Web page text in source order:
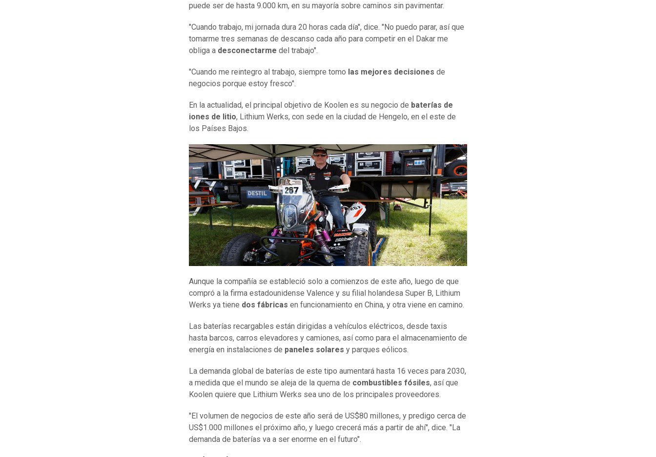
puede ser de hasta 9.000 km, en su mayoría sobre caminos sin pavimentar.
"Cuando trabajo, mi jornada dura 20 horas cada día", dice. "No puedo parar, así que
tomarme tres semanas de descanso cada año para competir en el Dakar me
obliga a desconectarme del trabajo".
"Cuando me reintegro al trabajo, siempre tomo las mejores decisiones de
negocios porque estoy fresco".
En la actualidad, el principal objetivo de Koolen es su negocio de baterías de
iones de litio, Lithium Werks, con sede en la ciudad de Hengelo, en el este de
los Países Bajos.
Aunque la compañía se estableció solo a comienzos de este año, luego de que
compró a la firma estadounidense Valence y su filial holandesa Super B, Lithium
Werks ya tiene dos fábricas en funcionamiento en China, y otra viene en camino.
Las baterías recargables están dirigidas a vehículos eléctricos, desde taxis
hasta barcos, carros elevadores y camiones, así como para el almacenamiento de
energía en instalaciones de paneles solares y parques eólicos.
La demanda global de baterías de este tipo aumentará hasta 16 veces para 2030,
a medida que el mundo se aleja de la quema de combustibles fósiles, así que
Koolen quiere que Lithium Werks sea uno de los principales proveedores.
"El volumen de negocios de este año será de US$80 millones, y predigo cerca de
US$1.000 millones el próximo año, y luego crecerá más a partir de ahí", dice. "La
demanda de baterías va a ser enorme en el futuro".